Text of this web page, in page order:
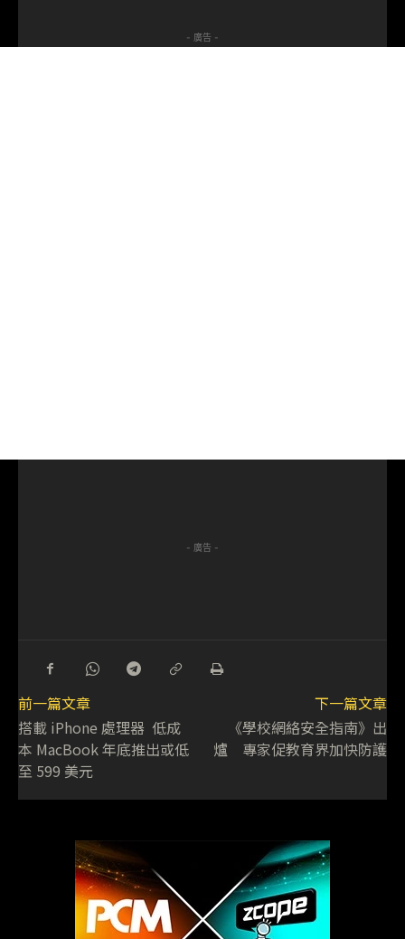
- 廣告 -
- 廣告 -
前一篇文章
搭載 iPhone 處理器 低成
本 MacBook 年底推出或低
至 599 美元
下一篇文章
《學校網絡安全指南》出
爐 專家促教育界加快防護